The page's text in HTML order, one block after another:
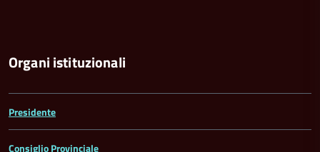
Organi istituzionali
Presidente
Consiglio Provinciale